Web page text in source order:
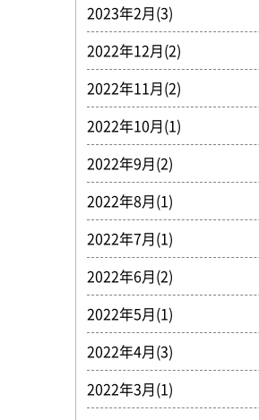
2023年2月(3)
2022年12月(2)
2022年11月(2)
2022年10月(1)
2022年9月(2)
2022年8月(1)
2022年7月(1)
2022年6月(2)
2022年5月(1)
2022年4月(3)
2022年3月(1)